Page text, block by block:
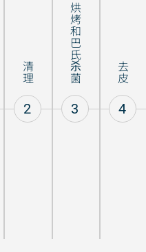
清理
2
烘烤和巴氏杀菌
3
去皮
4